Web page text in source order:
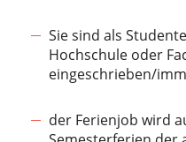
Sie sind als
Hochschule oder
eingeschrieben/
der Ferienjob wird